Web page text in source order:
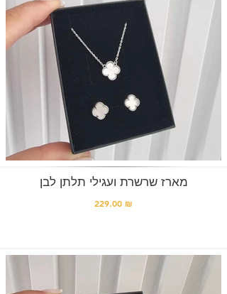
מארז שרשרת ועגילי תלתן לבן
229.00 ₪